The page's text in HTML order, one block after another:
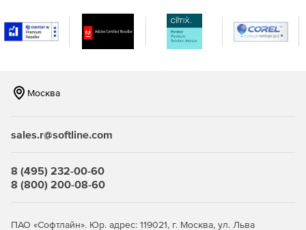
расширяет возможности плана аварийного
восстановления (Disaster Recovery Plan).
Многофункциональный аварийный носитель поможет
полностью решает проблему зависимости от
Защита данных и их целостность:
Тестовый запуск реплики виртуальной машины в
изолированной сети позволяет безопасно
симулировать процедуру аварийного восстановления.
Шифрование архивных данных при помощи 256-
Москва
sales.r@softline.com
8 (495) 232-00-60
8 (800) 200-08-60
ПАО «Софтлайн». Юр. адрес: 119021, г. Москва, ул. Льва